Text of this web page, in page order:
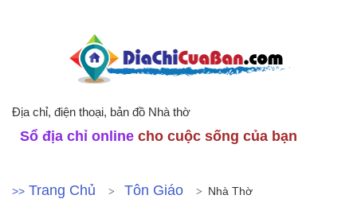
Địa chỉ, điện thoại, bản đồ Nhà thờ
Sổ địa chỉ online cho cuộc sống của bạn
>> Trang Chủ Tôn Giáo Nhà Thờ